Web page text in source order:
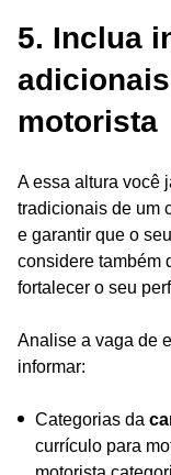
5. Inclua
motorista
A essa altura você
tradicionais de um
e garantir que o
considere também
fortalecer o seu
Analise a vaga de
informar:
Categorias da
currículo para